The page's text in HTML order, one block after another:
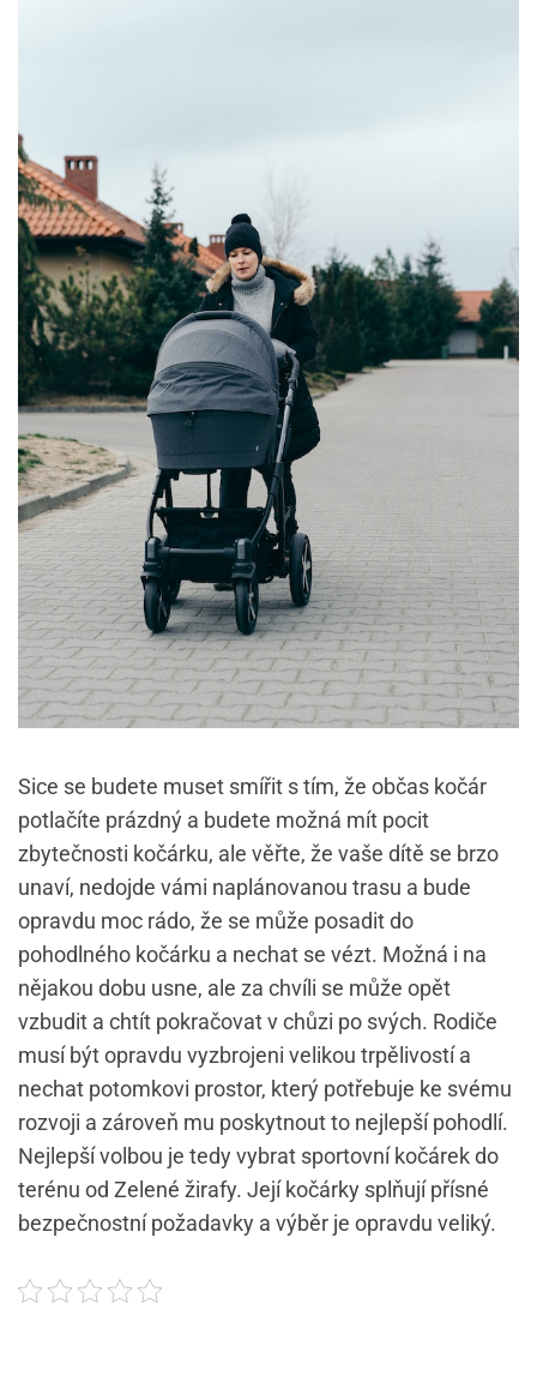
Sice se budete muset smířit s tím, že občas kočár
potlačíte prázdný a budete možná mít pocit
zbytečnosti kočárku, ale věřte, že vaše dítě se brzo
unaví, nedojde vámi naplánovanou trasu a bude
opravdu moc rádo, že se může posadit do
pohodlného kočárku a nechat se vézt. Možná i na
nějakou dobu usne, ale za chvíli se může opět
vzbudit a chtít pokračovat v chůzi po svých. Rodiče
musí být opravdu vyzbrojeni velikou trpělivostí a
nechat potomkovi prostor, který potřebuje ke svému
rozvoji a zároveň mu poskytnout to nejlepší pohodlí.
Nejlepší volbou je tedy vybrat sportovní kočárek do
terénu od Zelené žirafy. Její kočárky splňují přísné
bezpečnostní požadavky a výběr je opravdu veliký.